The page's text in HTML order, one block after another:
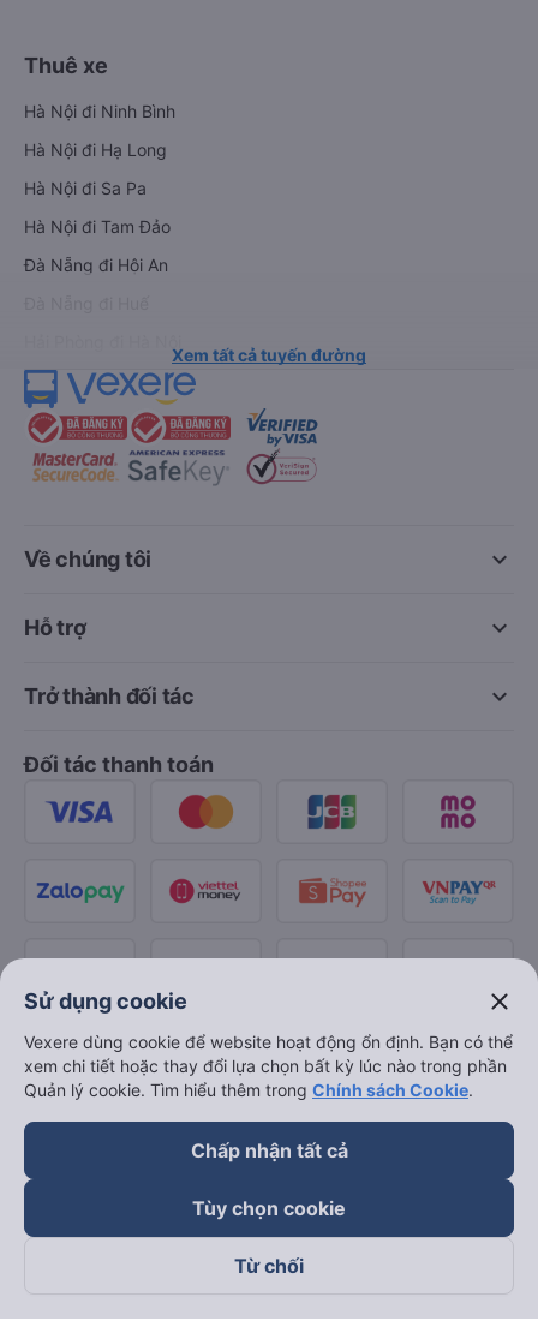
Thuê xe
Hà Nội đi Ninh Bình
Hà Nội đi Hạ Long
Hà Nội đi Sa Pa
Hà Nội đi Tam Đảo
Đà Nẵng đi Hội An
Xem tất cả tuyến đường
keyboard_arrow_down
Về chúng tôi
keyboard_arrow_down
Hỗ trợ
keyboard_arrow_down
Trở thành đối tác
Đối tác thanh toán
Theo dõi chúng tôi trên
Sử dụng cookie close
Vexere dùng cookie để website hoạt động ổn định. Bạn có thể
xem chi tiết hoặc thay đổi lựa chọn bất kỳ lúc nào trong phần
Quản lý cookie. Tìm hiểu thêm trong Chính sách Cookie.
Chấp nhận tất cả
Tùy chọn cookie
Từ chối